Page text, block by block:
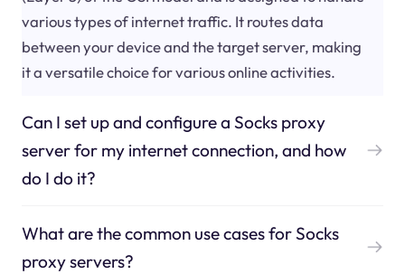
various types of internet traffic. It routes data
between your device and the target server, making
it a versatile choice for various online activities.
Can I set up and configure a Socks proxy
server for my internet connection, and how
do I do it?
What are the common use cases for Socks
proxy servers?